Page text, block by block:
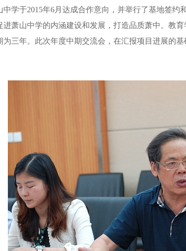
学于2015年6月达成合作意向，并举行了基地签约
进萧山中学的内涵建设和发展，打造品质萧中。教
为三年。此次年度中期交流会，在汇报项目进展的